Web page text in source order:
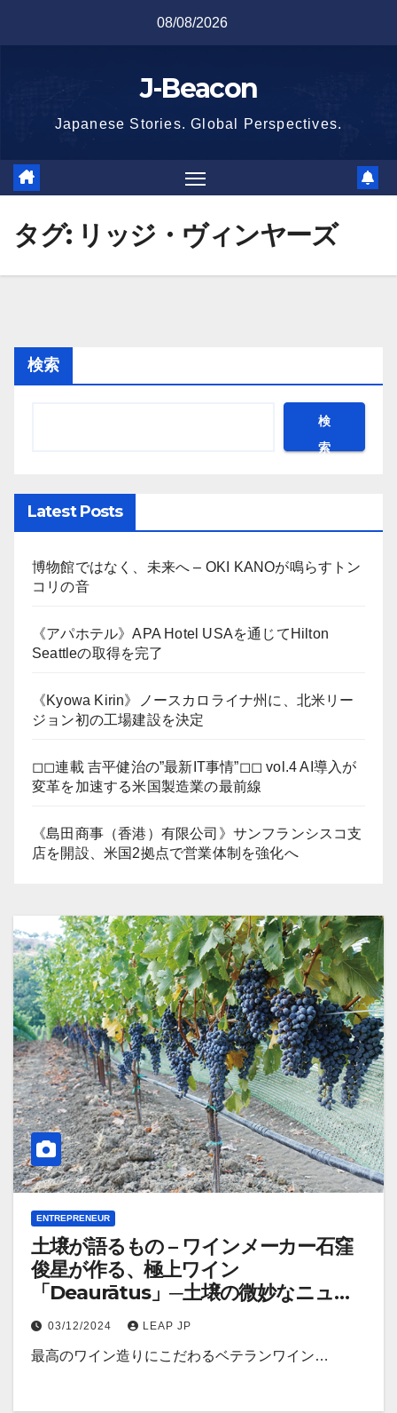
08/08/2026
J-Beacon
Japanese Stories. Global Perspectives.
タグ: リッジ・ヴィンヤーズ
検索
検
索
Latest Posts
博物館ではなく、未来へ – OKI KANOが鳴らすトン
コリの音
《アパホテル》APA Hotel USAを通じてHilton
Seattleの取得を完了
《Kyowa Kirin》ノースカロライナ州に、北米リー
ジョン初の工場建設を決定
◻︎◻︎連載 吉平健治の”最新IT事情”◻︎◻︎ vol.4 AI導入が
変革を加速する米国製造業の最前線
《島田商事（香港）有限公司》サンフランシスコ支
店を開設、米国2拠点で営業体制を強化へ
ENTREPRENEUR
土壌が語るもの – ワインメーカー石窪
俊星が作る、極上ワイン
「Deaurātus」─土壌の微妙なニュア
ンスを表現
03/12/2024 LEAP JP
最高のワイン造りにこだわるベテランワイン…